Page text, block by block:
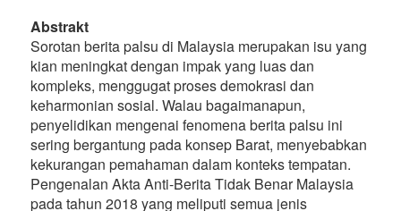
Abstrakt
Sorotan berita palsu di Malaysia merupakan isu yang
kian meningkat dengan impak yang luas dan
kompleks, menggugat proses demokrasi dan
keharmonian sosial. Walau bagaimanapun,
penyelidikan mengenai fenomena berita palsu ini
sering bergantung pada konsep Barat, menyebabkan
kekurangan pemahaman dalam konteks tempatan.
Pengenalan Akta Anti-Berita Tidak Benar Malaysia
pada tahun 2018 yang meliputi semua jenis